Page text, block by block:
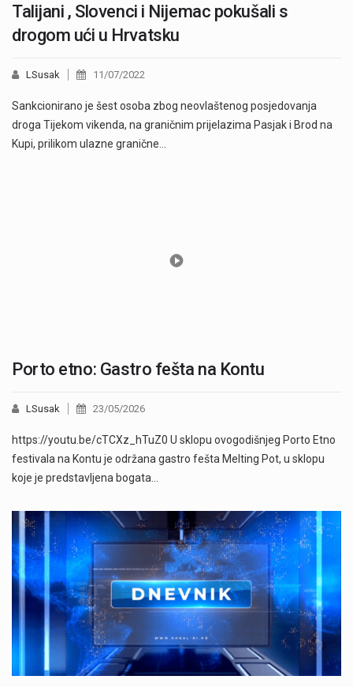
Talijani , Slovenci i Nijemac pokušali s
drogom ući u Hrvatsku
LSusak 11/07/2022
Sankcionirano je šest osoba zbog neovlaštenog posjedovanja
droga Tijekom vikenda, na graničnim prijelazima Pasjak i Brod na
Kupi, prilikom ulazne granične…
Porto etno: Gastro fešta na Kontu
LSusak 23/05/2026
https://youtu.be/cTCXz_hTuZ0 U sklopu ovogodišnjeg Porto Etno
festivala na Kontu je održana gastro fešta Melting Pot, u sklopu
koje je predstavljena bogata…